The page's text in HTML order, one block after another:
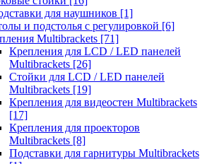
для наушников [1]
и подстолья с регулировкой [6]
Multibrackets [71]
Крепления для LCD / LED панелей
Multibrackets [26]
Стойки для LCD / LED панелей
Multibrackets [19]
Крепления для видеостен Multibrackets
[17]
Крепления для проекторов
Multibrackets [8]
Подставки для гарнитуры Multibrackets